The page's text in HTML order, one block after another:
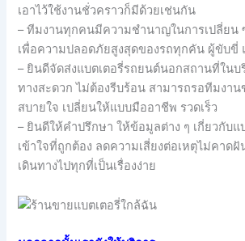
เอาไว้ใช้งานชั่วคราวก็มีด้วยเช่นกัน
– ทีมงานทุกคนมีความชำนาญในการเปลี่ยน
เพื่อความปลอดภัยสูงสุดของรถทุกคัน ผู้ขับขี่
– ยินดีจัดส่งแบตเตอรี่รถยนต์นอกสถานที่ในบ
ทางสะดวก ไม่ต้องรีบร้อน สามารถรอทีมงาน
สบายใจ เปลี่ยนให้แบบมืออาชีพ รวดเร็ว
– ยินดีให้คำปรึกษา ให้ข้อมูลต่าง ๆ เกี่ยวกับแ
เข้าใจที่ถูกต้อง ลดความเสี่ยงต่อเหตุไม่คาด
เดินทางไปทุกที่เป็นเรื่องง่าย